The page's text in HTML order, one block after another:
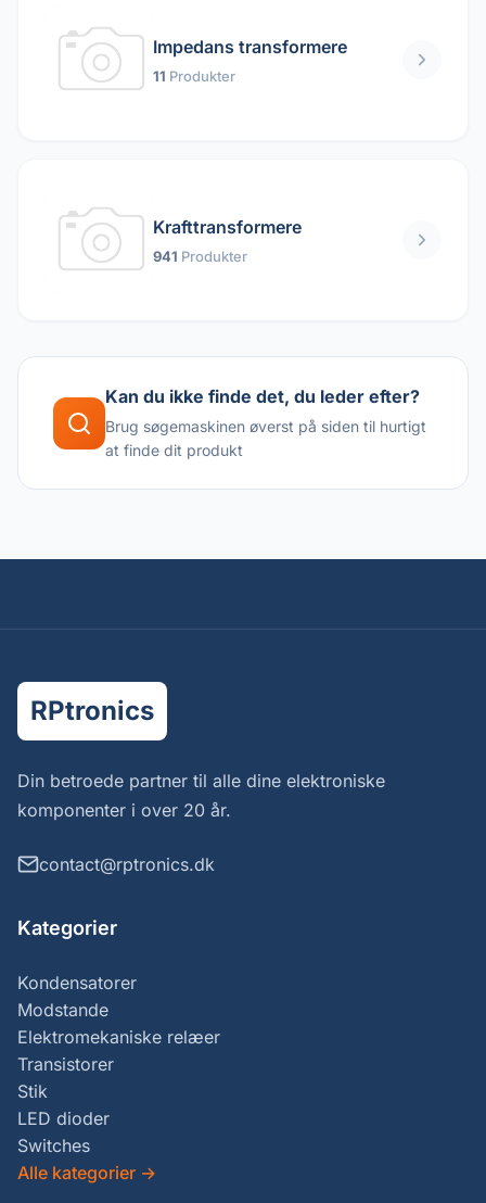
Impedans transformere
11 Produkter
Krafttransformere
941 Produkter
Kan du ikke finde det, du leder efter?
Brug søgemaskinen øverst på siden til hurtigt
at finde dit produkt
RPtronics
Din betroede partner til alle dine elektroniske
komponenter i over 20 år.
contact@rptronics.dk
Kategorier
Kondensatorer
Modstande
Elektromekaniske relæer
Transistorer
Stik
LED dioder
Switches
Alle kategorier →